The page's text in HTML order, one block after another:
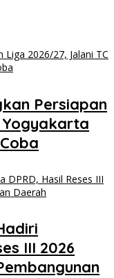
Persiapan
Yogyakarta
III 2026